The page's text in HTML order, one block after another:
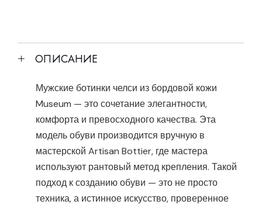
ОПИСАНИЕ
Мужские ботинки челси из бордовой кожи
Museum — это сочетание элегантности,
комфорта и превосходного качества. Эта
модель обуви производится вручную в
мастерской Artisan Bottier, где мастера
используют рантовый метод крепления. Такой
подход к созданию обуви — это не просто
техника, а истинное искусство, проверенное